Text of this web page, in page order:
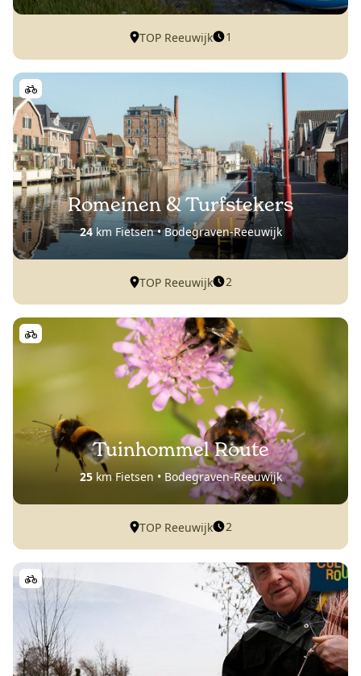
TOP Reeuwijk 1
Romeinen & Turfstekers
24km Fietsen • Bodegraven-Reeuwijk
TOP Reeuwijk 2
Tuinhommel Route
25km Fietsen • Bodegraven-Reeuwijk
TOP Reeuwijk 2